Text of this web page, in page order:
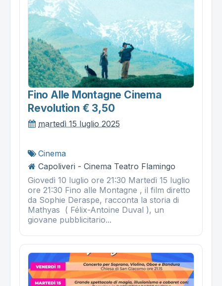
Fino Alle Montagne Cinema
Revolution € 3,50
martedì 15 luglio 2025
Cinema
Capoliveri - Cinema Teatro Flamingo
Giovedì 10 luglio ore 21:30 Martedì 15 luglio
ore 21:30 Fino alle Montagne , il film diretto
da Sophie Deraspe, racconta la storia di
Mathyas ( Félix-Antoine Duval ), un
giovane pubblicitario...